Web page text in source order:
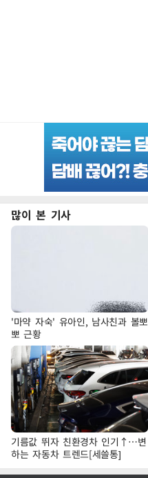
많이 본 기사
'마약 자숙' 유아인, 남사친과 볼뽀
뽀 근황
기름값 뛰자 친환경차 인기↑…변
하는 자동차 트렌드[세쓸통]